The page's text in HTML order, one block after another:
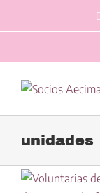
al
unidades